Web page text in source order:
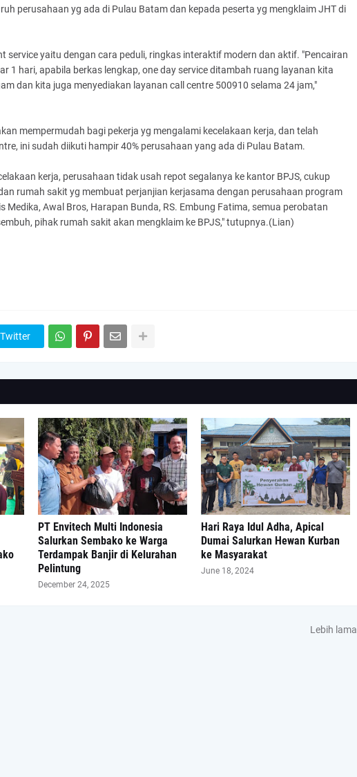
perusahaan yg ada di Pulau Batam dan kepada peserta yg mengklaim JHT di
service yaitu dengan cara peduli, ringkas interaktif modern dan aktif. "Pencairan
1 hari, apabila berkas lengkap, one day service ditambah ruang layanan kita
dan kita juga menyediakan layanan call centre 500910 selama 24 jam,"
mempermudah bagi pekerja yg mengalami kecelakaan kerja, dan telah
ini sudah diikuti hampir 40% perusahaan yang ada di Pulau Batam.
kerja, perusahaan tidak usah repot segalanya ke kantor BPJS, cukup
rumah sakit yg membuat perjanjian kerjasama dengan perusahaan program
Medika, Awal Bros, Harapan Bunda, RS. Embung Fatima, semua perobatan
pihak rumah sakit akan mengklaim ke BPJS," tutupnya.(Lian)
Twitter
PT Envitech Multi Indonesia
Salurkan Sembako ke Warga
Terdampak Banjir di Kelurahan
Pelintung
December 24, 2025
Hari Raya Idul Adha, Apical
Dumai Salurkan Hewan Kurban
ke Masyarakat
June 18, 2024
Lebih lama